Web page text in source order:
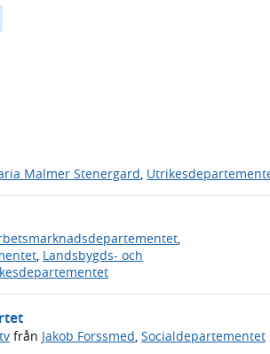
Malmer Stenergard,
Landsbygds- och
från Jakob Forssmed, Socialdepartementet